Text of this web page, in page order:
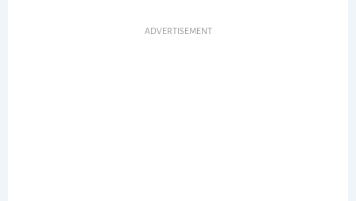
ADVERTISEMENT